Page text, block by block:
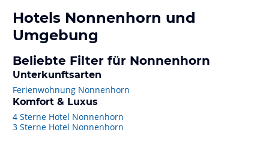
Hotels Nonnenhorn und
Umgebung
Beliebte Filter für Nonnenhorn
Unterkunftsarten
Ferienwohnung Nonnenhorn
Komfort & Luxus
4 Sterne Hotel Nonnenhorn
3 Sterne Hotel Nonnenhorn